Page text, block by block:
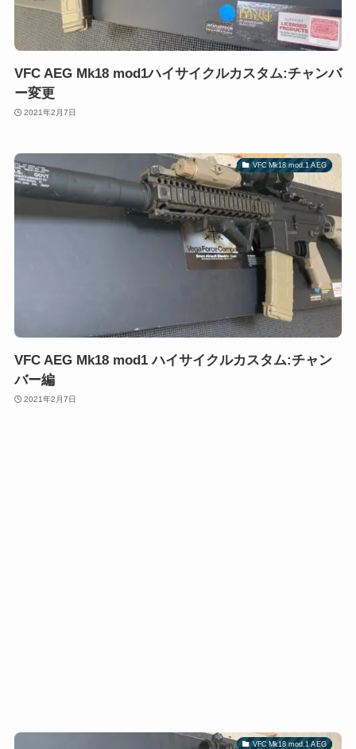
VFC AEG Mk18 mod1ハイサイクルカスタム:チャンバ
ー変更
2021年2月7日
VFC Mk18 mod.1 AEG
VFC AEG Mk18 mod1 ハイサイクルカスタム:チャン
バー編
2021年2月7日
VFC Mk18 mod.1 AEG